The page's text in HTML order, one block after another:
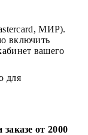
МИР).
включить
вашего
для
заказе от 2000